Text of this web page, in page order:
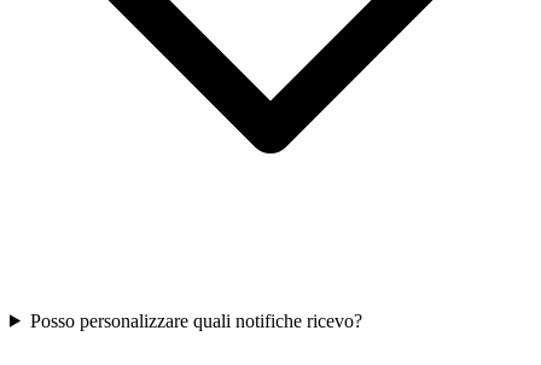
Posso personalizzare quali notifiche ricevo?